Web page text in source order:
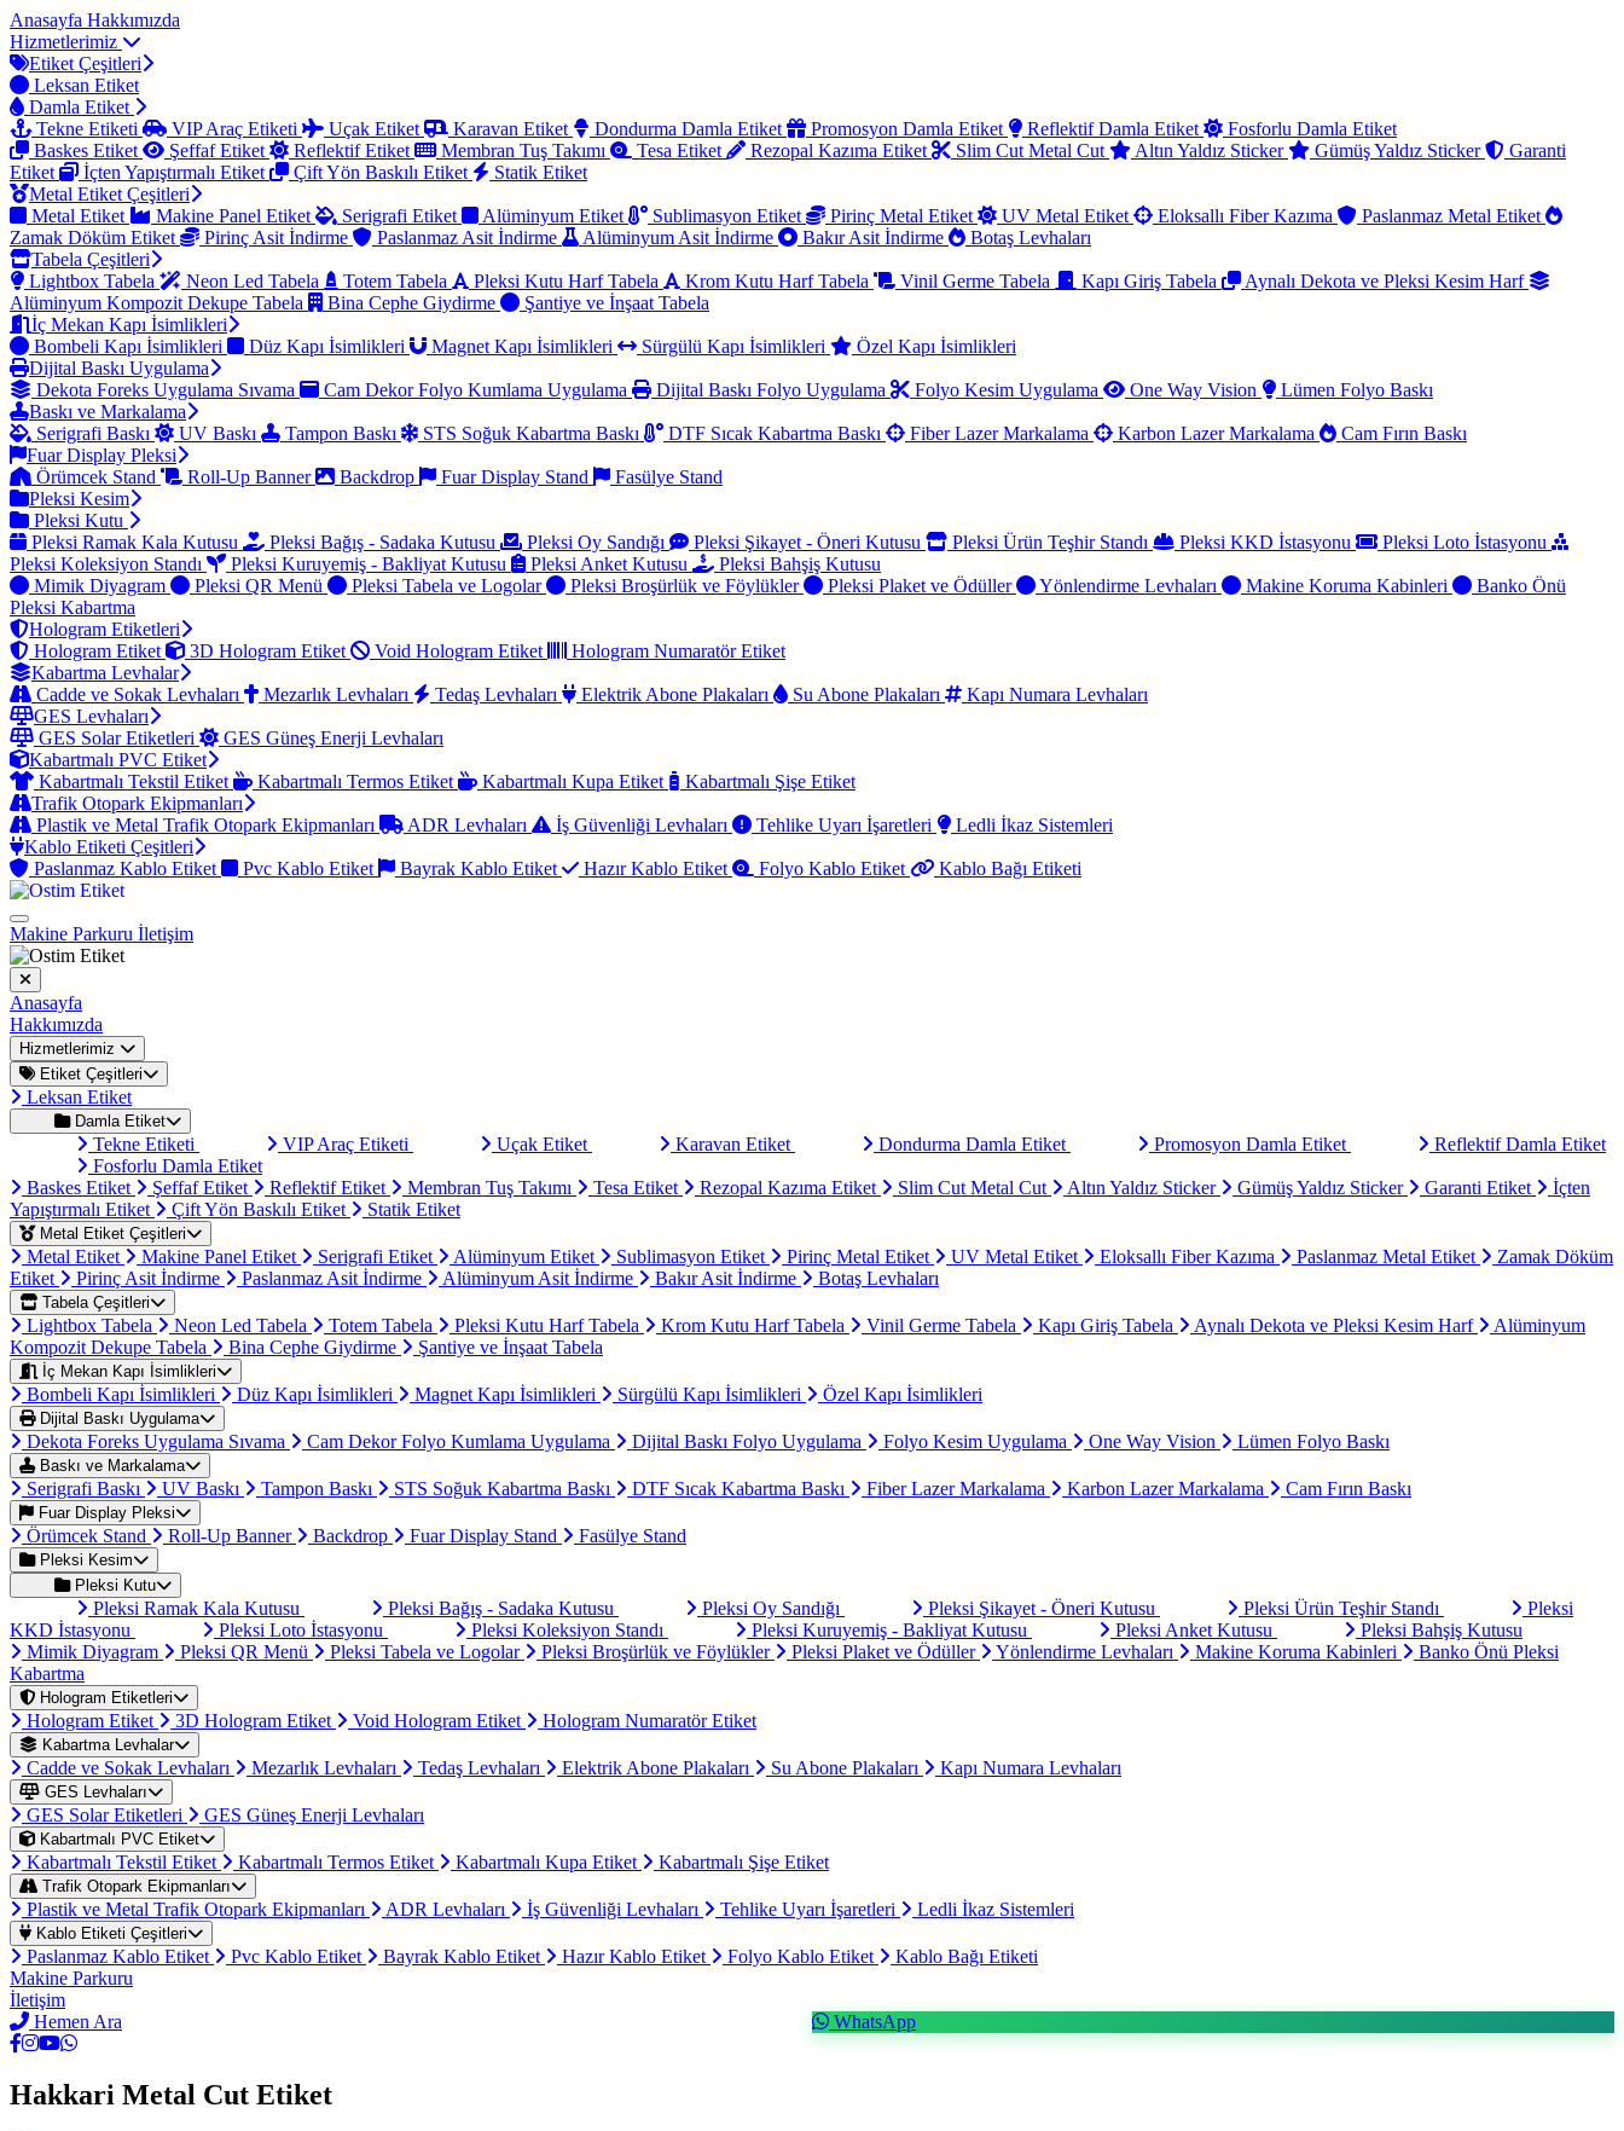
Anasayfa Hakkımızda
Hizmetlerimiz
Etiket Çeşitleri
Leksan Etiket
Damla Etiket
Tekne Etiketi
VIP Araç Etiketi Uçak Etiket Karavan Etiket Dondurma Damla Etiket Promosyon Damla Etiket Reflektif Damla Etiket
Fosforlu Damla Etiket
Baskes Etiket
Şeffaf Etiket Reflektif Etiket Membran Tuş Takımı Tesa Etiket Rezopal Kazıma Etiket Slim Cut Metal Cut Altın Yaldız Sticker Gümüş Yaldız Sticker
Garanti
Etiket
İçten Yapıştırmalı Etiket Çift Yön Baskılı Etiket
Statik Etiket
Metal Etiket Çeşitleri
Metal Etiket
Makine Panel Etiket Serigrafi Etiket Alüminyum Etiket Sublimasyon Etiket Pirinç Metal Etiket UV Metal Etiket Eloksallı Fiber Kazıma
Paslanmaz Metal Etiket
Zamak Döküm Etiket
Pirinç Asit İndirme Paslanmaz Asit İndirme Alüminyum Asit İndirme Bakır Asit İndirme
Botaş Levhaları
Tabela Çeşitleri
Lightbox Tabela
Neon Led Tabela Totem Tabela Pleksi Kutu Harf Tabela Krom Kutu Harf Tabela Vinil Germe Tabela Kapı Giriş Tabela
Aynalı Dekota ve Pleksi Kesim Harf
Alüminyum Kompozit Dekupe Tabela
Bina Cephe Giydirme
Şantiye ve İnşaat Tabela
İç Mekan Kapı İsimlikleri
Bombeli Kapı İsimlikleri
Düz Kapı İsimlikleri Magnet Kapı İsimlikleri Sürgülü Kapı İsimlikleri
Özel Kapı İsimlikleri
Dijital Baskı Uygulama
Dekota Foreks Uygulama Sıvama
Cam Dekor Folyo Kumlama Uygulama Dijital Baskı Folyo Uygulama Folyo Kesim Uygulama One Way Vision
Lümen Folyo Baskı
Baskı ve Markalama
Serigrafi Baskı
UV Baskı Tampon Baskı STS Soğuk Kabartma Baskı DTF Sıcak Kabartma Baskı Fiber Lazer Markalama Karbon Lazer Markalama
Cam Fırın Baskı
Fuar Display Pleksi
Örümcek Stand
Roll-Up Banner Backdrop Fuar Display Stand
Fasülye Stand
Pleksi Kesim
Pleksi Kutu
Pleksi Ramak Kala Kutusu
Pleksi Bağış - Sadaka Kutusu Pleksi Oy Sandığı Pleksi Şikayet - Öneri Kutusu Pleksi Ürün Teşhir Standı Pleksi KKD İstasyonu
Pleksi Loto İstasyonu
Pleksi Koleksiyon Standı
Pleksi Kuruyemiş - Bakliyat Kutusu Pleksi Anket Kutusu
Pleksi Bahşiş Kutusu
Mimik Diyagram
Pleksi QR Menü Pleksi Tabela ve Logolar Pleksi Broşürlük ve Föylükler Pleksi Plaket ve Ödüller Yönlendirme Levhaları Makine Koruma Kabinleri
Banko Önü
Pleksi Kabartma
Hologram Etiketleri
Hologram Etiket
3D Hologram Etiket Void Hologram Etiket
Hologram Numaratör Etiket
Kabartma Levhalar
Cadde ve Sokak Levhaları
Mezarlık Levhaları Tedaş Levhaları Elektrik Abone Plakaları Su Abone Plakaları
Kapı Numara Levhaları
GES Levhaları
GES Solar Etiketleri
GES Güneş Enerji Levhaları
Kabartmalı PVC Etiket
Kabartmalı Tekstil Etiket
Kabartmalı Termos Etiket Kabartmalı Kupa Etiket
Kabartmalı Şişe Etiket
Trafik Otopark Ekipmanları
Plastik ve Metal Trafik Otopark Ekipmanları
ADR Levhaları İş Güvenliği Levhaları Tehlike Uyarı İşaretleri
Ledli İkaz Sistemleri
Kablo Etiketi Çeşitleri
Paslanmaz Kablo Etiket
Pvc Kablo Etiket Bayrak Kablo Etiket Hazır Kablo Etiket Folyo Kablo Etiket Kablo Bağı Etiketi
Makine Parkuru İletişim
Anasayfa
Hakkımızda
Hizmetlerimiz
Etiket Çeşitleri
Leksan Etiket
Damla Etiket
Tekne Etiketi VIP Araç Etiketi Uçak Etiket Karavan Etiket Dondurma Damla Etiket Promosyon Damla Etiket
Reflektif Damla Etiket
Fosforlu Damla Etiket
Baskes Etiket
Şeffaf Etiket Reflektif Etiket Membran Tuş Takımı Tesa Etiket Rezopal Kazıma Etiket Slim Cut Metal Cut Altın Yaldız Sticker Gümüş Yaldız Sticker Garanti Etiket
İçten
Yapıştırmalı Etiket
Çift Yön Baskılı Etiket Statik Etiket
Metal Etiket Çeşitleri
Metal Etiket Makine Panel Etiket Serigrafi Etiket Alüminyum Etiket Sublimasyon Etiket Pirinç Metal Etiket UV Metal Etiket Eloksallı Fiber Kazıma Paslanmaz Metal Etiket
Zamak Döküm
Etiket
Pirinç Asit İndirme Paslanmaz Asit İndirme Alüminyum Asit İndirme Bakır Asit İndirme Botaş Levhaları
Tabela Çeşitleri
Lightbox Tabela Neon Led Tabela Totem Tabela Pleksi Kutu Harf Tabela Krom Kutu Harf Tabela Vinil Germe Tabela Kapı Giriş Tabela Aynalı Dekota ve Pleksi Kesim Harf
Alüminyum
Kompozit Dekupe Tabela
Bina Cephe Giydirme Şantiye ve İnşaat Tabela
İç Mekan Kapı İsimlikleri
Bombeli Kapı İsimlikleri Düz Kapı İsimlikleri Magnet Kapı İsimlikleri Sürgülü Kapı İsimlikleri Özel Kapı İsimlikleri
Dijital Baskı Uygulama
Dekota Foreks Uygulama Sıvama Cam Dekor Folyo Kumlama Uygulama Dijital Baskı Folyo Uygulama Folyo Kesim Uygulama One Way Vision Lümen Folyo Baskı
Baskı ve Markalama
Serigrafi Baskı UV Baskı Tampon Baskı STS Soğuk Kabartma Baskı DTF Sıcak Kabartma Baskı Fiber Lazer Markalama Karbon Lazer Markalama Cam Fırın Baskı
Fuar Display Pleksi
Örümcek Stand Roll-Up Banner Backdrop Fuar Display Stand Fasülye Stand
Pleksi Kesim
Pleksi Kutu
Pleksi Ramak Kala Kutusu Pleksi Bağış - Sadaka Kutusu Pleksi Oy Sandığı Pleksi Şikayet - Öneri Kutusu Pleksi Ürün Teşhir Standı
Pleksi
KKD İstasyonu
Pleksi Loto İstasyonu Pleksi Koleksiyon Standı Pleksi Kuruyemiş - Bakliyat Kutusu Pleksi Anket Kutusu
Pleksi Bahşiş Kutusu
Mimik Diyagram
Pleksi QR Menü Pleksi Tabela ve Logolar Pleksi Broşürlük ve Föylükler Pleksi Plaket ve Ödüller Yönlendirme Levhaları Makine Koruma Kabinleri
Banko Önü Pleksi
Kabartma
Hologram Etiketleri
Hologram Etiket 3D Hologram Etiket Void Hologram Etiket Hologram Numaratör Etiket
Kabartma Levhalar
Cadde ve Sokak Levhaları Mezarlık Levhaları Tedaş Levhaları Elektrik Abone Plakaları Su Abone Plakaları Kapı Numara Levhaları
GES Levhaları
GES Solar Etiketleri GES Güneş Enerji Levhaları
Kabartmalı PVC Etiket
Kabartmalı Tekstil Etiket Kabartmalı Termos Etiket Kabartmalı Kupa Etiket Kabartmalı Şişe Etiket
Trafik Otopark Ekipmanları
Plastik ve Metal Trafik Otopark Ekipmanları ADR Levhaları İş Güvenliği Levhaları Tehlike Uyarı İşaretleri Ledli İkaz Sistemleri
Kablo Etiketi Çeşitleri
Paslanmaz Kablo Etiket Pvc Kablo Etiket Bayrak Kablo Etiket Hazır Kablo Etiket Folyo Kablo Etiket
Kablo Bağı Etiketi
Makine Parkuru
İletişim
Hemen Ara
WhatsApp
Hakkari Metal Cut Etiket